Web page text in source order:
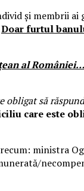
și membrii ai
Doar furtul
al
obligat să
care este
ministra